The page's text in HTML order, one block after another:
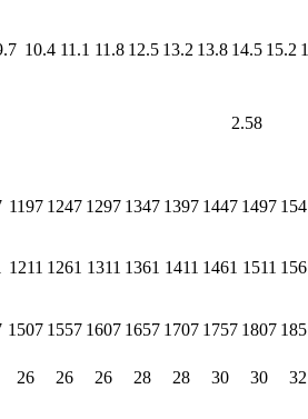
10.4 11.1 11.8 12.5 13.2 13.8 14.5 15.2
2.58
1197 1247 1297 1347 1397 1447 1497
1211 1261 1311 1361 1411 1461 1511
1507 1557 1607 1657 1707 1757 1807
26 26 26 28 28 30 30
32